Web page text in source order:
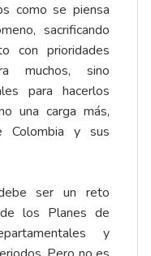
como se piensa
sacrificando
con prioridades
muchos, sino
para hacerlos
una carga más,
Colombia y sus
ser un reto
los Planes de
y